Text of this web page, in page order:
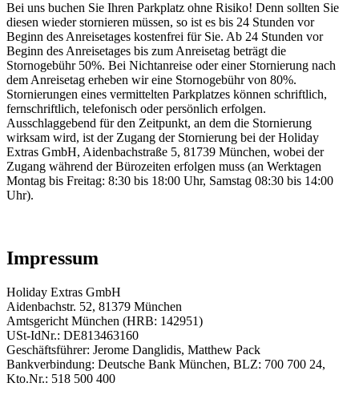
Bei uns buchen Sie Ihren Parkplatz ohne Risiko! Denn sollten Sie
diesen wieder stornieren müssen, so ist es bis 24 Stunden vor
Beginn des Anreisetages kostenfrei für Sie. Ab 24 Stunden vor
Beginn des Anreisetages bis zum Anreisetag beträgt die
Stornogebühr 50%. Bei Nichtanreise oder einer Stornierung nach
dem Anreisetag erheben wir eine Stornogebühr von 80%.
Stornierungen eines vermittelten Parkplatzes können schriftlich,
fernschriftlich, telefonisch oder persönlich erfolgen.
Ausschlaggebend für den Zeitpunkt, an dem die Stornierung
wirksam wird, ist der Zugang der Stornierung bei der Holiday
Extras GmbH, Aidenbachstraße 5, 81739 München, wobei der
Zugang während der Bürozeiten erfolgen muss (an Werktagen
Montag bis Freitag: 8:30 bis 18:00 Uhr, Samstag 08:30 bis 14:00
Uhr).
Impressum
Holiday Extras GmbH
Aidenbachstr. 52, 81379 München
Amtsgericht München (HRB: 142951)
USt-IdNr.: DE813463160
Geschäftsführer: Jerome Danglidis, Matthew Pack
Bankverbindung: Deutsche Bank München, BLZ: 700 700 24,
Kto.Nr.: 518 500 400